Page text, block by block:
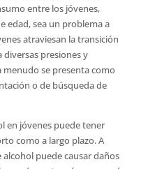
entre los jóvenes,
edad, sea un problema a
atraviesan la transición
diversas presiones y
menudo se presenta como
o de búsqueda de
en jóvenes puede tener
como a largo plazo. A
puede causar daños